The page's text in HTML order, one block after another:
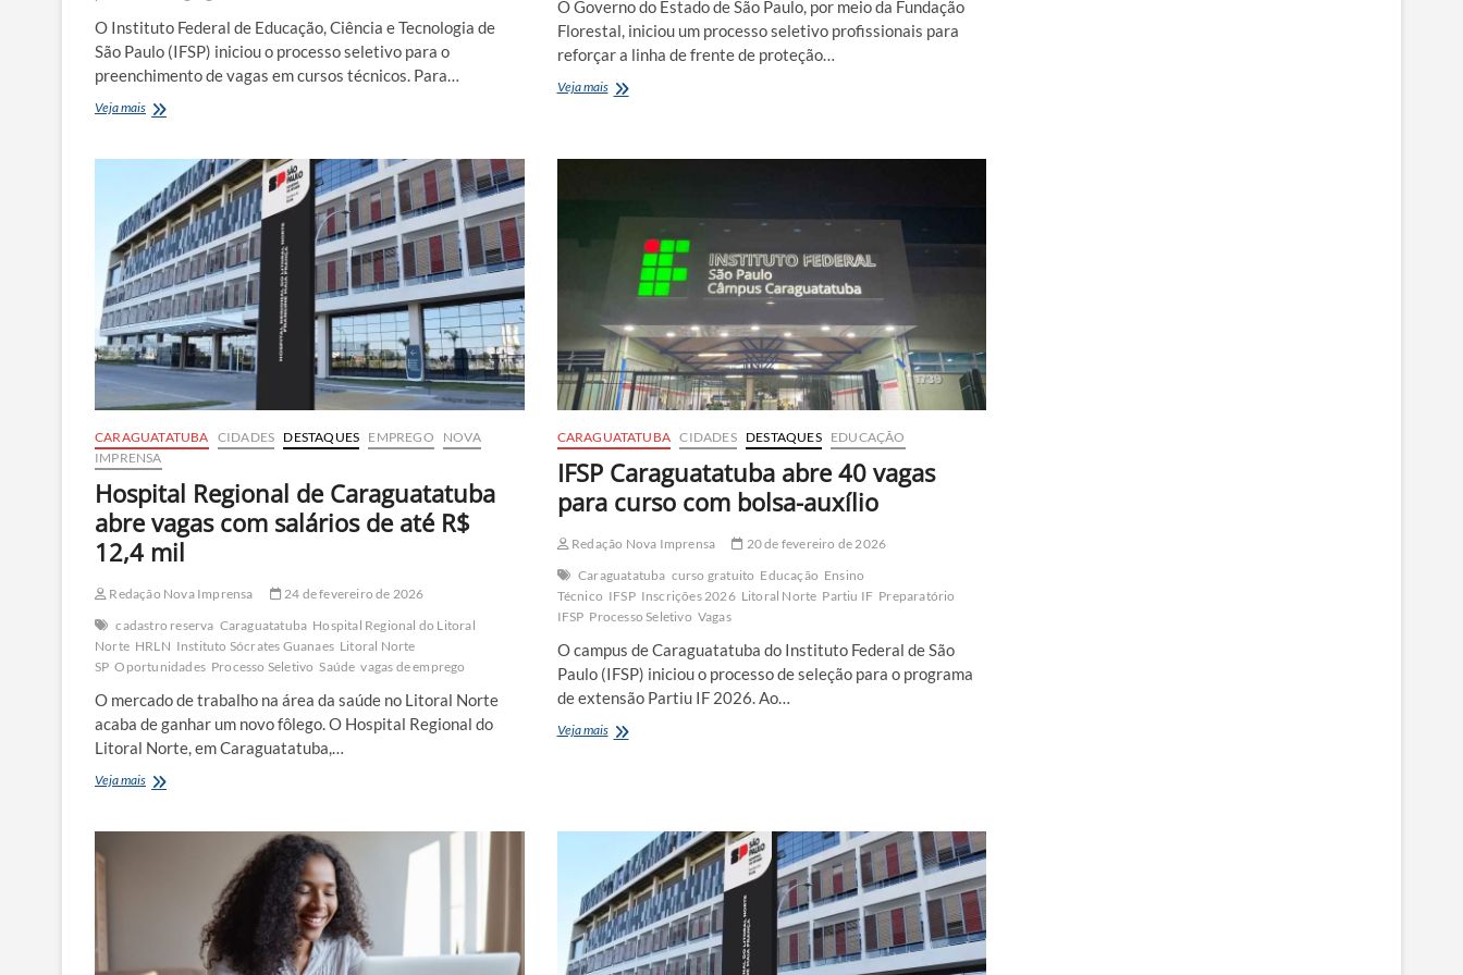
O Instituto Federal de Educação, Ciência e Tecnologia de
São Paulo (IFSP) iniciou o processo seletivo para o
preenchimento de vagas em cursos técnicos. Para…
Veja maisIFSP
cursos
técnicos
gratuitos
com
80
vagas
em
Caraguatatuba
O Governo do Estado de São Paulo, por meio da Fundação
Florestal, iniciou um processo seletivo profissionais para
reforçar a linha de frente de proteção…
Veja maisFundação
com
240
oportunidades
brigadistas
florestais
CARAGUATATUBA CIDADES DESTAQUES EMPREGO
NOVA
IMPRENSA
Hospital Regional de Caraguatatuba
abre vagas com salários de até R$
12,4 mil
Redação Nova Imprensa
24 de fevereiro de 2026
cadastro reserva Caraguatatuba Hospital Regional do Litoral
Norte HRLN Instituto Sócrates Guanaes Litoral Norte
SP Oportunidades Processo Seletivo Saúde vagas de emprego
O mercado de trabalho na área da saúde no Litoral Norte
acaba de ganhar um novo fôlego. O Hospital Regional do
Litoral Norte, em Caraguatatuba,…
Veja maisHospital
CARAGUATATUBA CIDADES DESTAQUES EDUCAÇÃO
IFSP Caraguatatuba abre 40 vagas
para curso com bolsa-auxílio
Redação Nova Imprensa
20 de fevereiro de 2026
Caraguatatuba curso gratuito Educação Ensino
Técnico IFSP Inscrições 2026 Litoral Norte Partiu IF Preparatório
IFSP Processo Seletivo Vagas
O campus de Caraguatatuba do Instituto Federal de São
Paulo (IFSP) iniciou o processo de seleção para o programa
de extensão Partiu IF 2026. Ao…
Veja maisIFSP
com
bolsa-
auxílio